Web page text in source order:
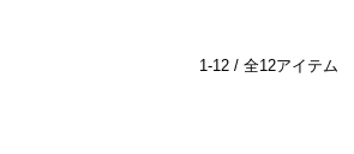
1-12 / 全12アイテム